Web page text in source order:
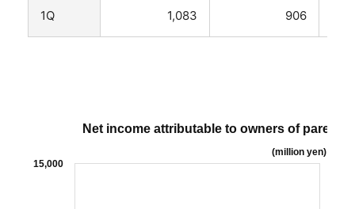
1Q 1,083 906
Net income attributable to owners of parent
15,000
(million yen)